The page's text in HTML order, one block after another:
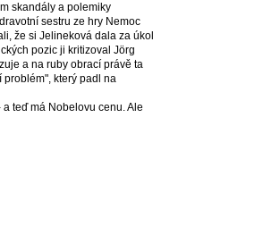
skandály a polemiky
sestru ze hry Nemoc
že si Jelineková dala za úkol
pozic ji kritizoval Jörg
a na ruby obrací právě ta
který padl na
teď má Nobelovu cenu. Ale